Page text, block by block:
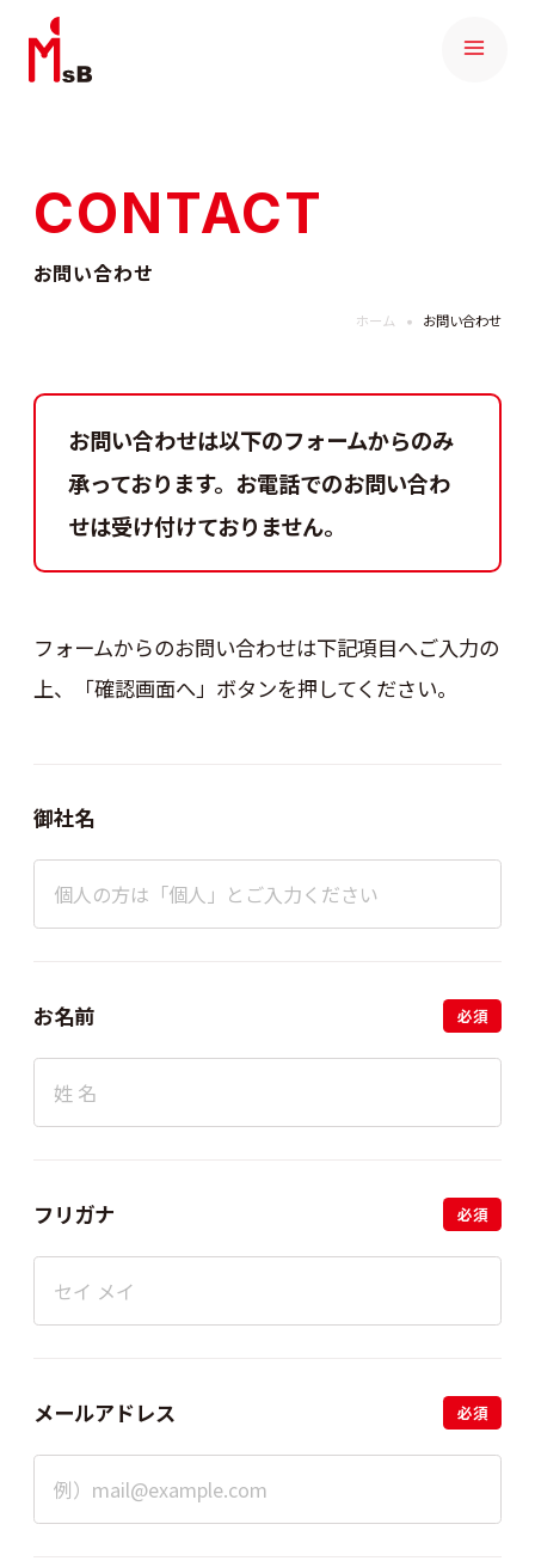
お問い合わせ
CONTACT
ホーム お問い合わせ
お問い合わせは以下のフォームからのみ
承っております。 お電話でのお問い合わ
せは受け付けておりません。
フォームからのお問い合わせは下記項目へご入力の
上、
「確認画面へ」ボタンを押してください。
御社名
お名前 必須
フリガナ 必須
メールアドレス 必須